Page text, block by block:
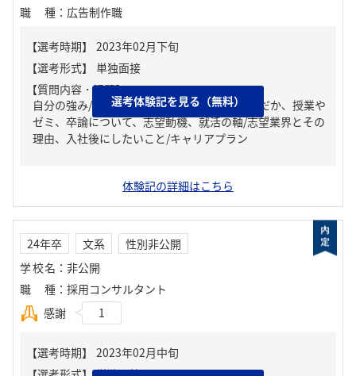
職種 ： 広告制作職
【質問内容・課題】
自分の強み/弱み、なぜ今の大学、学部を選んだか、授業や
ゼミ、卒論について、志望動機、就活の軸/志望業界とその
理由、入社後にしたいこと/キャリアプラン
選考体験記を見る（無料）
体験記の詳細はこちら
24年卒 文系
性別非公開
学校名 ： 非公開
職種 ： 採用コンサルタント
感謝
1